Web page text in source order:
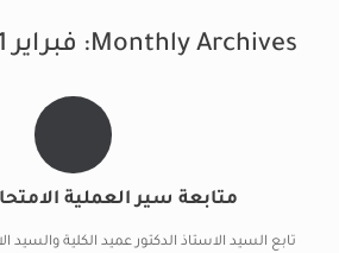
Monthly Archives: فبراير 2021
متابعة سير العملية
تابع السيد الاستاذ الدكتور عميد الكلية والسيد